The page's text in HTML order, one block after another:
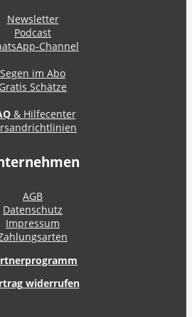
Newsletter
Podcast
Channel
Segen im Abo
Gratis Schätze
& Hilfecenter
AGB
Datenschutz
Impressum
widerrufen